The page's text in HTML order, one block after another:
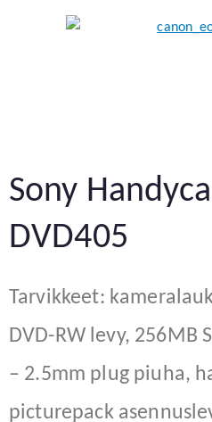
Sony
DVD405
Tarvikkeet:
DVD-RW levy, 256MB
– 2.5mm plug piuha,
picturepack